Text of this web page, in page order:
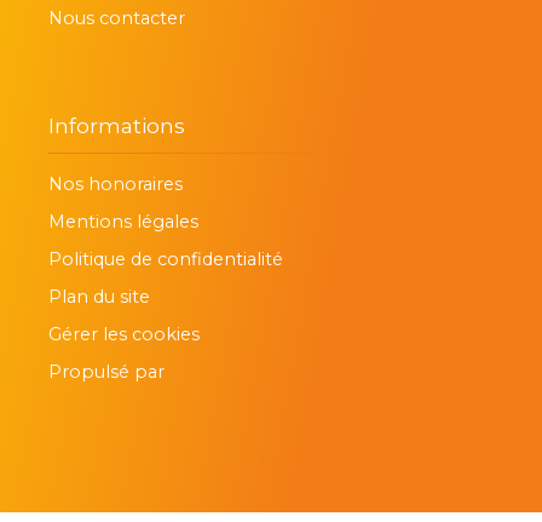
Nous contacter
Informations
Nos honoraires
Mentions légales
Politique de confidentialité
Plan du site
Gérer les cookies
Propulsé par